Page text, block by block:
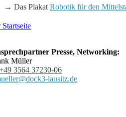
→ Das Plakat Robotik für den
Startseite
Presse, Networking:
Müller
3564 37230-06
lausitz.de